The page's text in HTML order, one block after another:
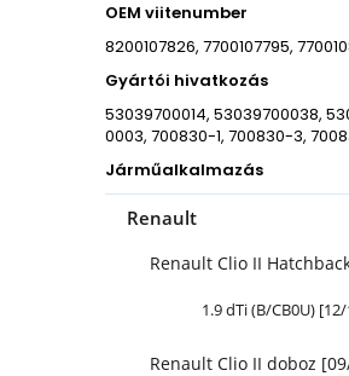
OEM viitenumber
8200107826, 7700107795,
Gyártói hivatkozás
53039700014, 53039700038,
0003, 700830-1, 700830-3,
Járműalkalmazás
Renault
Renault Clio II
1.9 dTi (B/CB0U)
Renault Clio II doboz